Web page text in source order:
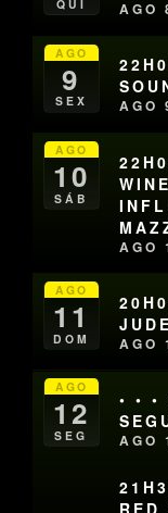
QUI AGO
AGO
9
SEX AGO
AGO
10
SÁB
AGO
AGO
11
DOM
JUDE
AGO
AGO
12
SEG
• • •
AGO